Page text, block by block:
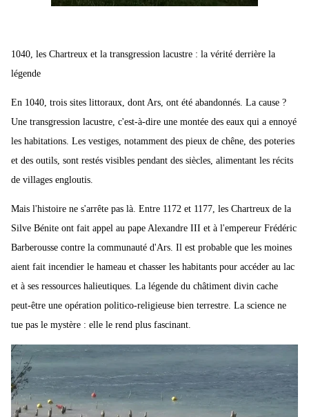
1040, les Chartreux et la transgression lacustre : la vérité derrière la
légende
En 1040, trois sites littoraux, dont Ars, ont été abandonnés. La cause ?
Une transgression lacustre, c'est-à-dire une montée des eaux qui a ennoyé
les habitations. Les vestiges, notamment des pieux de chêne, des poteries
et des outils, sont restés visibles pendant des siècles, alimentant les récits
de villages engloutis.
Mais l'histoire ne s'arrête pas là. Entre 1172 et 1177, les Chartreux de la
Silve Bénite ont fait appel au pape Alexandre III et à l'empereur Frédéric
Barberousse contre la communauté d'Ars. Il est probable que les moines
aient fait incendier le hameau et chasser les habitants pour accéder au lac
et à ses ressources halieutiques. La légende du châtiment divin cache
peut-être une opération politico-religieuse bien terrestre. La science ne
tue pas le mystère : elle le rend plus fascinant.